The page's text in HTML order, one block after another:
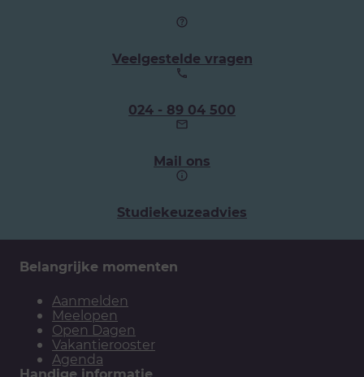
Veelgestelde vragen
Ons
telefoonnummer:
024 - 89 04 500
Mail ons
Studiekeuzeadvies
Belangrijke momenten
Aanmelden
Meelopen
Open Dagen
Vakantierooster
Agenda
Handige informatie